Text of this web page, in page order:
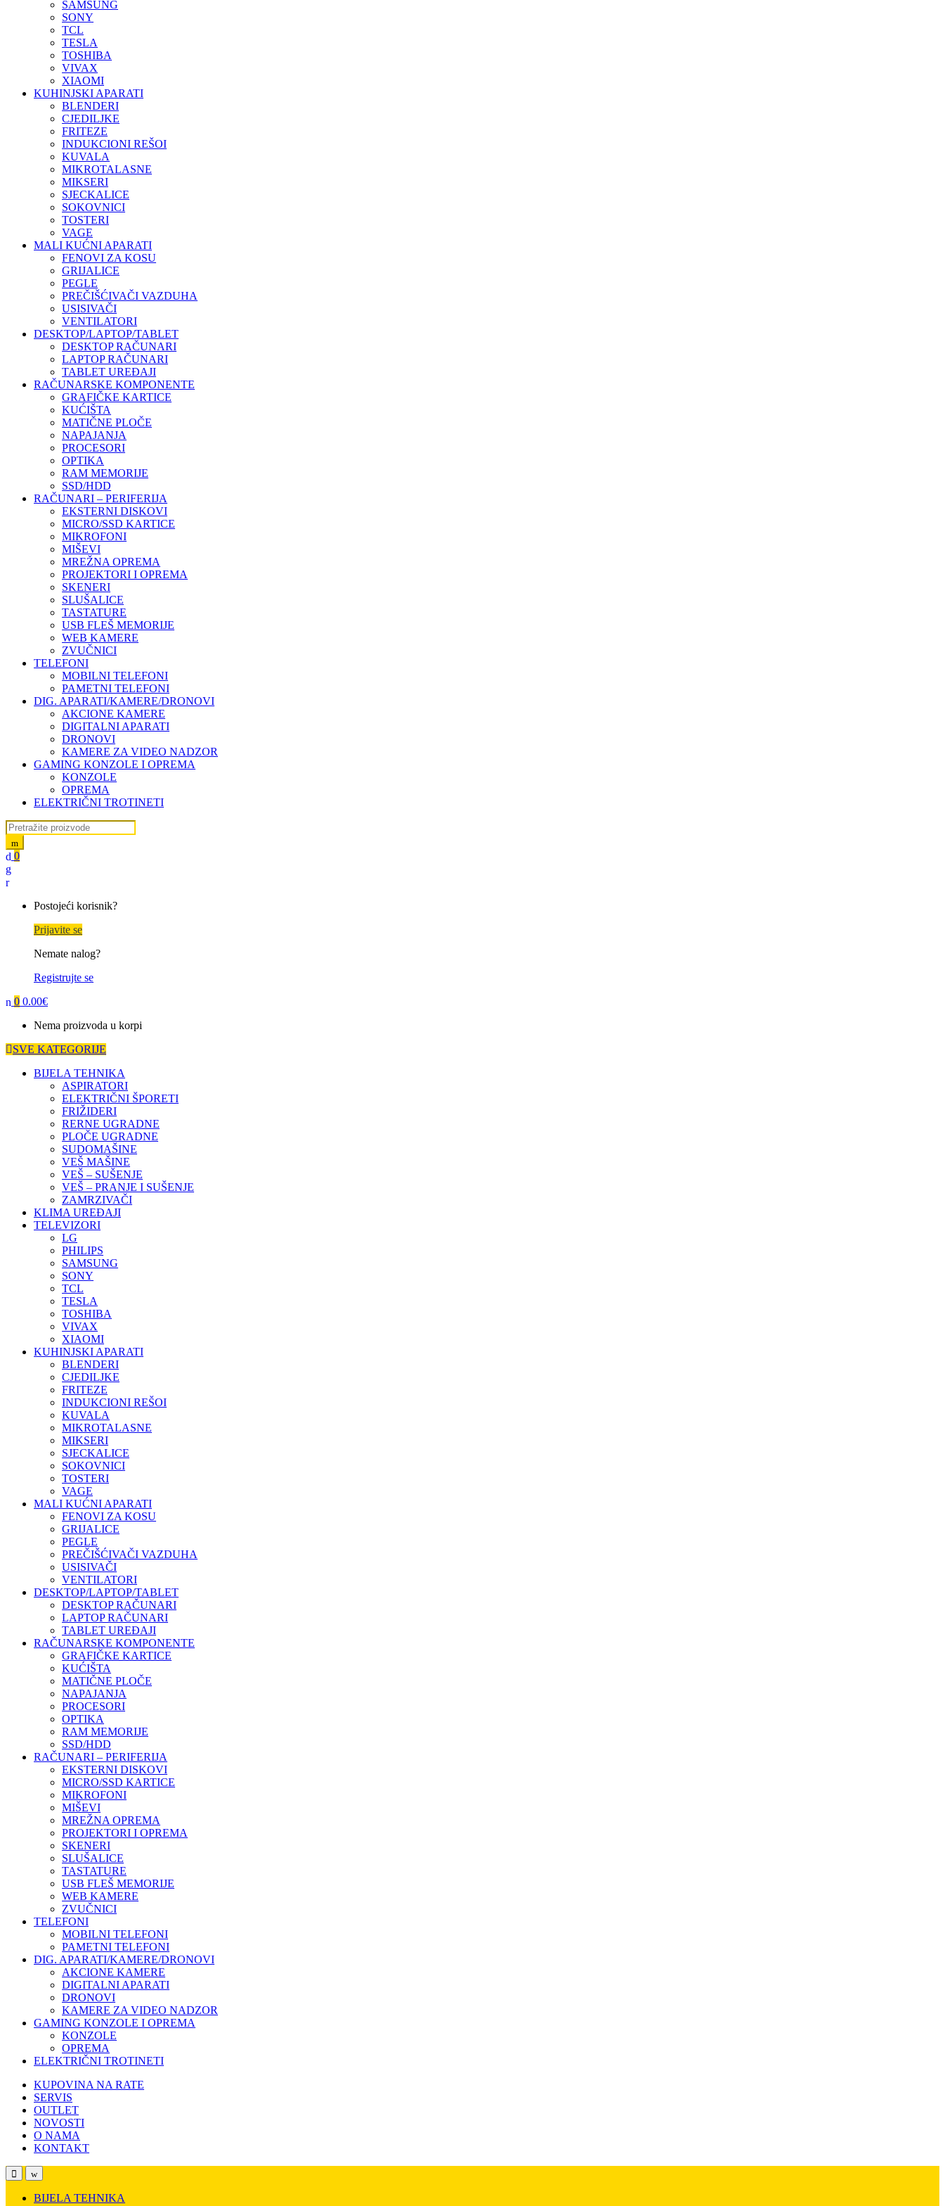
SAMSUNG
SONY
TCL
TESLA
TOSHIBA
VIVAX
XIAOMI
KUHINJSKI APARATI
BLENDERI
CJEDILJKE
FRITEZE
INDUKCIONI REŠOI
KUVALA
MIKROTALASNE
MIKSERI
SJECKALICE
SOKOVNICI
TOSTERI
VAGE
MALI KUĆNI APARATI
FENOVI ZA KOSU
GRIJALICE
PEGLE
PREČIŠĆIVAČI VAZDUHA
USISIVAČI
VENTILATORI
DESKTOP/LAPTOP/TABLET
DESKTOP RAČUNARI
LAPTOP RAČUNARI
TABLET UREĐAJI
RAČUNARSKE KOMPONENTE
GRAFIČKE KARTICE
KUĆIŠTA
MATIČNE PLOČE
NAPAJANJA
PROCESORI
OPTIKA
RAM MEMORIJE
SSD/HDD
RAČUNARI – PERIFERIJA
EKSTERNI DISKOVI
MICRO/SSD KARTICE
MIKROFONI
MIŠEVI
MREŽNA OPREMA
PROJEKTORI I OPREMA
SKENERI
SLUŠALICE
TASTATURE
USB FLEŠ MEMORIJE
WEB KAMERE
ZVUČNICI
TELEFONI
MOBILNI TELEFONI
PAMETNI TELEFONI
DIG. APARATI/KAMERE/DRONOVI
AKCIONE KAMERE
DIGITALNI APARATI
DRONOVI
KAMERE ZA VIDEO NADZOR
GAMING KONZOLE I OPREMA
KONZOLE
OPREMA
ELEKTRIČNI TROTINETI
Search for:
0
My
Postojeći korisnik?
Prijavite se
Nemate nalog?
Registrujte se
0 0.00€
Nema proizvoda u korpi
SVE KATEGORIJE
BIJELA TEHNIKA
ASPIRATORI
ELEKTRIČNI ŠPORETI
FRIŽIDERI
RERNE UGRADNE
PLOČE UGRADNE
SUDOMAŠINE
VEŠ MAŠINE
VEŠ – SUŠENJE
VEŠ – PRANJE I SUŠENJE
ZAMRZIVAČI
KLIMA UREĐAJI
TELEVIZORI
LG
PHILIPS
SAMSUNG
SONY
TCL
TESLA
TOSHIBA
VIVAX
XIAOMI
KUHINJSKI APARATI
BLENDERI
CJEDILJKE
FRITEZE
INDUKCIONI REŠOI
KUVALA
MIKROTALASNE
MIKSERI
SJECKALICE
SOKOVNICI
TOSTERI
VAGE
MALI KUĆNI APARATI
FENOVI ZA KOSU
GRIJALICE
PEGLE
PREČIŠĆIVAČI VAZDUHA
USISIVAČI
VENTILATORI
DESKTOP/LAPTOP/TABLET
DESKTOP RAČUNARI
LAPTOP RAČUNARI
TABLET UREĐAJI
RAČUNARSKE KOMPONENTE
GRAFIČKE KARTICE
KUĆIŠTA
MATIČNE PLOČE
NAPAJANJA
PROCESORI
OPTIKA
RAM MEMORIJE
SSD/HDD
RAČUNARI – PERIFERIJA
EKSTERNI DISKOVI
MICRO/SSD KARTICE
MIKROFONI
MIŠEVI
MREŽNA OPREMA
PROJEKTORI I OPREMA
SKENERI
SLUŠALICE
TASTATURE
USB FLEŠ MEMORIJE
WEB KAMERE
ZVUČNICI
TELEFONI
MOBILNI TELEFONI
PAMETNI TELEFONI
DIG. APARATI/KAMERE/DRONOVI
AKCIONE KAMERE
DIGITALNI APARATI
DRONOVI
KAMERE ZA VIDEO NADZOR
GAMING KONZOLE I OPREMA
KONZOLE
OPREMA
ELEKTRIČNI TROTINETI
KUPOVINA NA RATE
SERVIS
OUTLET
NOVOSTI
O NAMA
KONTAKT
OpenClose
BIJELA TEHNIKA